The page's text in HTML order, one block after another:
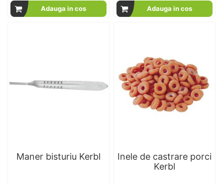
Adauga in cos Adauga in cos
Maner bisturiu Kerbl
Inele de castrare porci
Kerbl